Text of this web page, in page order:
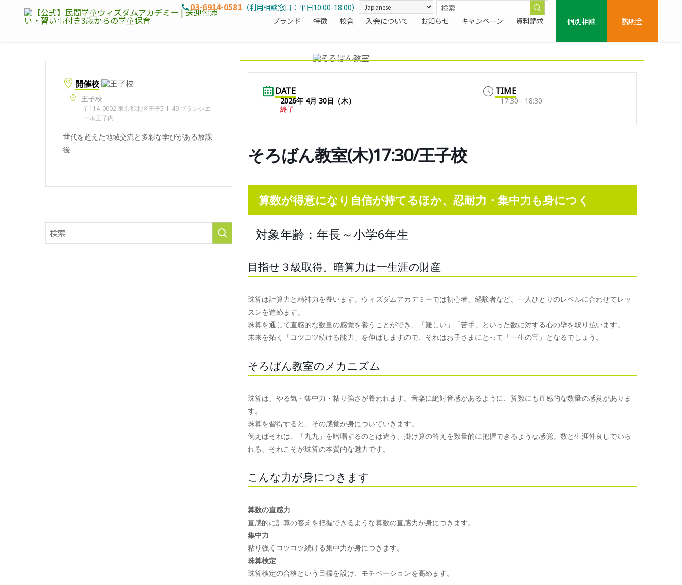
ブランド 特徴 校舎 入会について お知らせ キャンペーン 資料請求
03-6914-0581 （利用相談窓口：平日10:00-18:00）
個別相談
説明会
開催校
王子校
〒114-0002 東京都北区王子5-1-49 ブランシエ
ール王子内
世代を超えた地域交流と多彩な学びがある放課
後
DATE
2026年 4月 30日（木）
終了
TIME
17:30 - 18:30
そろばん教室(木)17:30/王子校
算数が得意になり自信が持てるほか、忍耐力・集中力も身につく
対象年齢：年長～小学6年生
目指せ３級取得。暗算力は一生涯の財産
珠算は計算力と精神力を養います。ウィズダムアカデミーでは初心者、経験者など、一人ひとりのレベルに合わせてレッ
スンを進めます。
珠算を通して直感的な数量の感覚を養うことができ、「難しい」「苦手」といった数に対する心の壁を取り払います。
未来を拓く「コツコツ続ける能力」を伸ばしますので、それはお子さまにとって「一生の宝」となるでしょう。
そろばん教室のメカニズム
珠算は、やる気・集中力・粘り強さが養われます。音楽に絶対音感があるように、算数にも直感的な数量の感覚がありま
す。
珠算を習得すると、その感覚が身についていきます。
例えばそれは、「九九」を暗唱するのとは違う、掛け算の答えを数量的に把握できるような感覚。数と生涯仲良しでいら
れる、それこそが珠算の本質的な魅力です。
こんな力が身につきます
算数の直感力
直感的に計算の答えを把握できるような算数の直感力が身につきます。
集中力
粘り強くコツコツ続ける集中力が身につきます。
珠算検定
珠算検定の合格という目標を設け、モチベーションを高めます。